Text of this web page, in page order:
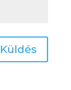
Küldés